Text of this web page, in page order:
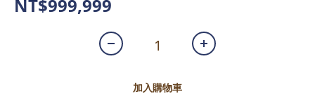
NT$999,999
加入購物車